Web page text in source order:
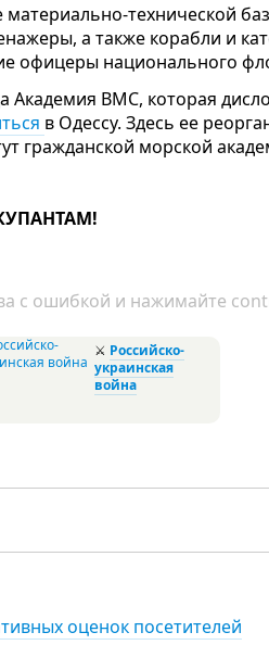
технической
а также корабли и
офицеры национального
Академия ВМС, которая
в Одессу. Здесь ее
гражданской морской
с ошибкой и нажимайте
⚔ Российско-
украинская
война
оценок посетителей